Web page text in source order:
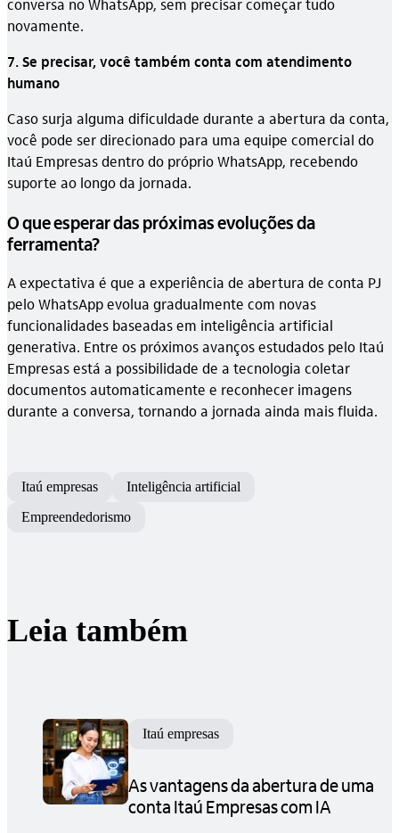
novamente.
7. Se precisar, você também conta com atendimento
humano
Caso surja alguma dificuldade durante a abertura da conta,
você pode ser direcionado para uma equipe comercial do
Itaú Empresas dentro do próprio WhatsApp, recebendo
suporte ao longo da jornada.
O que esperar das próximas evoluções da
ferramenta?
A expectativa é que a experiência de abertura de conta PJ
pelo WhatsApp evolua gradualmente com novas
funcionalidades baseadas em inteligência artificial
generativa. Entre os próximos avanços estudados pelo Itaú
Empresas está a possibilidade de a tecnologia coletar
documentos automaticamente e reconhecer imagens
durante a conversa, tornando a jornada ainda mais fluida.
Itaú empresas
Inteligência artificial
Empreendedorismo
Leia também
Itaú empresas
As vantagens da abertura de uma
conta Itaú Empresas com IA